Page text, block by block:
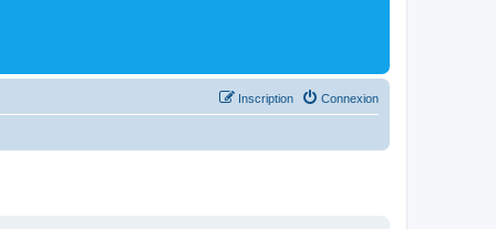
Connexion
Inscription